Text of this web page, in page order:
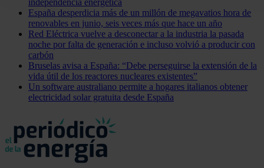
uso que haga del sitio web con nuestros partners de redes
quienes pueden combinarla con otra información que les
recopilado a partir del uso que haya hecho de sus servicios.
independencia energética
España desperdicia más de un millón de megavatios hora de
renovables en junio, seis veces más que hace un año
Red Eléctrica vuelve a desconectar a la industria la pasada
noche por falta de generación e incluso volvió a producir con
carbón
Bruselas avisa a España: “Debe perseguirse la extensión de la
vida útil de los reactores nucleares existentes”
Un software australiano permite a hogares italianos obtener
electricidad solar gratuita desde España